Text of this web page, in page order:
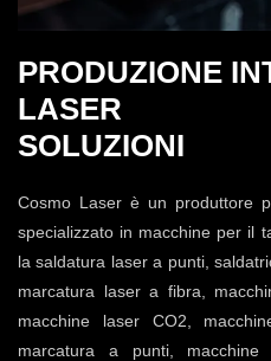
PRODUZIONE
LASER
SOLUZIONI
Cosmo Laser è un produttore
specializzato in macchine per il
la saldatura laser a punti,
marcatura laser a fibra,
macchine laser CO2,
marcatura a punti,